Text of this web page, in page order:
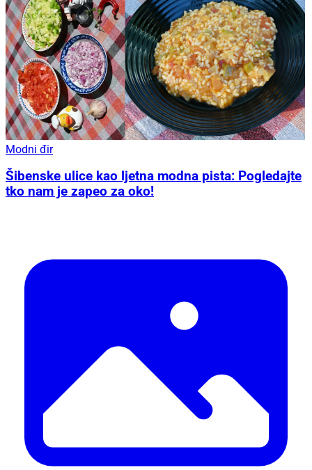
Modni đir
Šibenske ulice kao ljetna modna pista: Pogledajte
tko nam je zapeo za oko!